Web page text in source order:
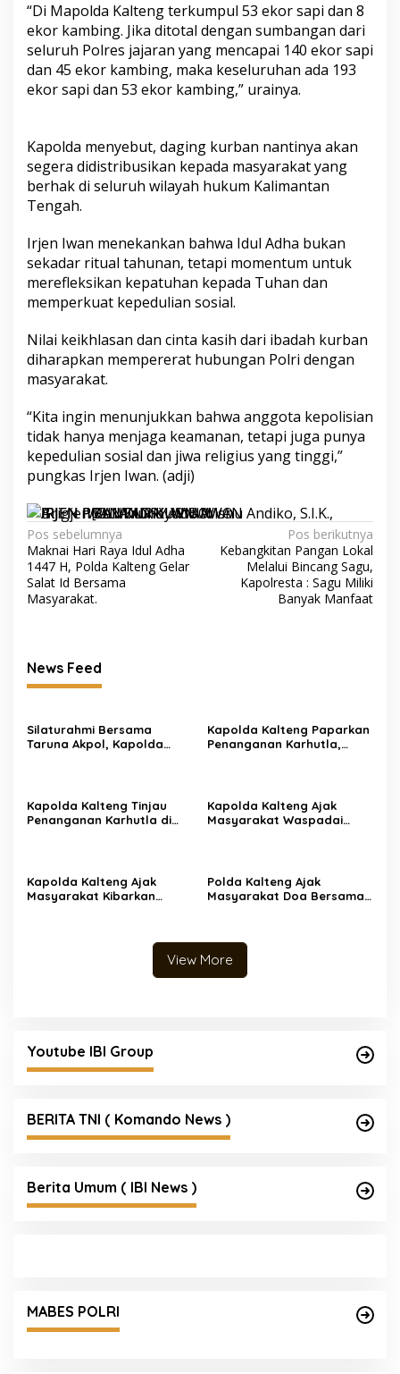
“Di Mapolda Kalteng terkumpul 53 ekor sapi dan 8
ekor kambing. Jika ditotal dengan sumbangan dari
seluruh Polres jajaran yang mencapai 140 ekor sapi
dan 45 ekor kambing, maka keseluruhan ada 193
ekor sapi dan 53 ekor kambing,” urainya.
Kapolda menyebut, daging kurban nantinya akan
segera didistribusikan kepada masyarakat yang
berhak di seluruh wilayah hukum Kalimantan
Tengah.
Irjen Iwan menekankan bahwa Idul Adha bukan
sekadar ritual tahunan, tetapi momentum untuk
merefleksikan kepatuhan kepada Tuhan dan
memperkuat kepedulian sosial.
Nilai keikhlasan dan cinta kasih dari ibadah kurban
diharapkan mempererat hubungan Polri dengan
masyarakat.
“Kita ingin menunjukkan bahwa anggota kepolisian
tidak hanya menjaga keamanan, tetapi juga punya
kepedulian sosial dan jiwa religius yang tinggi,”
pungkas Irjen Iwan. (adji)
Navigasi
pos
Pos sebelumnya
Maknai Hari Raya Idul Adha
1447 H, Polda Kalteng Gelar
Salat Id Bersama
Masyarakat.
Pos berikutnya
‎Kebangkitan Pangan Lokal
Melalui Bincang Sagu,
Kapolresta : Sagu Miliki
Banyak Manfaat
News Feed
Silaturahmi Bersama
Taruna Akpol, Kapolda
Kapolda Kalteng Paparkan
Penanganan Karhutla,
Kapolda Kalteng Tinjau
Penanganan Karhutla di
Kapolda Kalteng Ajak
Masyarakat Waspadai
Kapolda Kalteng Ajak
Masyarakat Kibarkan
Polda Kalteng Ajak
Masyarakat Doa Bersama
View More
Youtube IBI Group
BERITA TNI ( Komando News )
Berita Umum ( IBI News )
MABES POLRI